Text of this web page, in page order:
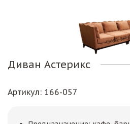
Диван Астерикс
Артикул: 166-057